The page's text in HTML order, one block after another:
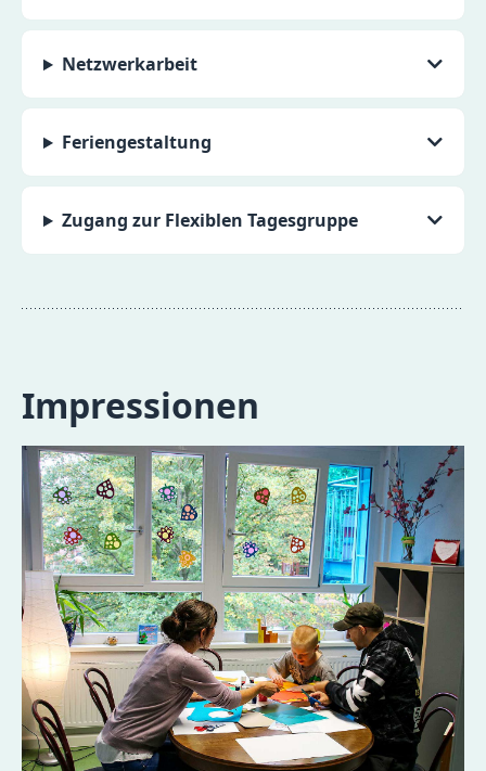
Netzwerkarbeit
Feriengestaltung
Zugang zur Flexiblen Tagesgruppe
Impressionen